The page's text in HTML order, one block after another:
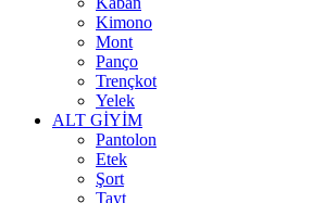
Kimono
Mont
Panço
Trençkot
Yelek
ALT GİYİM
Pantolon
Etek
Şort
Tayt